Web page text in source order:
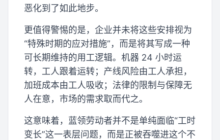
恶化到了如此地步。
更值得警惕的是，企业并未将这些安排视为
“特殊时期的应对措施”，而是将其写成一种
可长期维持的用工逻辑。机器 24 小时运
转，工人跟着运转；产线风险由工人承担，
加班成本由工人吸收；法律的限制与保障无
人在意，市场的需求取而代之。
这意味着，蓝领劳动者并不是单纯面临“工时
变长”这一表层问题，而是正被吞噬进这个不